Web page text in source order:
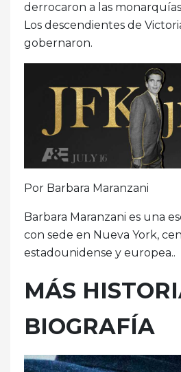
derrocaron a las
Los descendientes de
gobernaron.
Por Barbara Maranzani
Barbara Maranzani es una
con sede en Nueva York,
estadounidense y europea..
MÁS
BIOGRAFÍA